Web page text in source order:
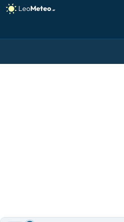
ICON modelo -